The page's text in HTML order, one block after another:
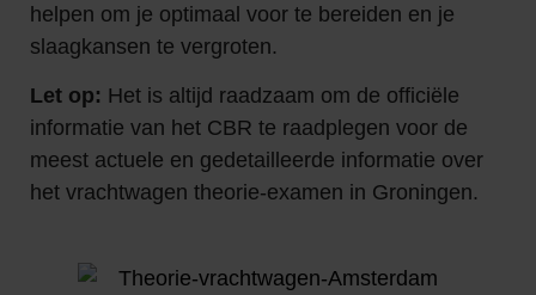
helpen om je optimaal voor te bereiden en je
slaagkansen te vergroten.
Let op: Het is altijd raadzaam om de officiële
informatie van het CBR te raadplegen voor de
meest actuele en gedetailleerde informatie over
het vrachtwagen theorie-examen in Groningen.